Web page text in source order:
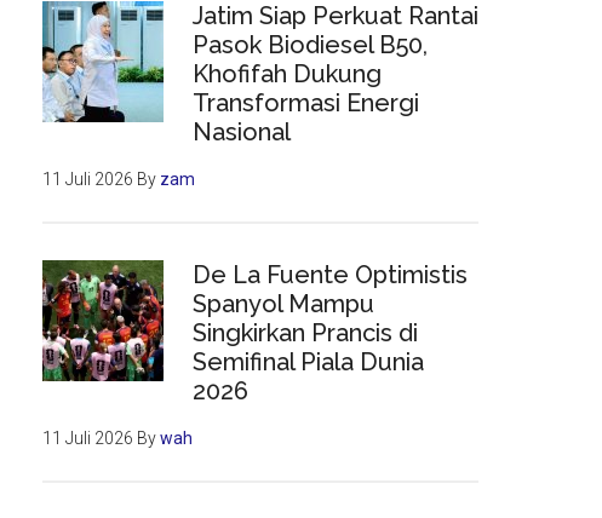
Jatim Siap Perkuat Rantai
Pasok Biodiesel B50,
Khofifah Dukung
Transformasi Energi
Nasional
11 Juli 2026 By zam
De La Fuente Optimistis
Spanyol Mampu
Singkirkan Prancis di
Semifinal Piala Dunia
2026
11 Juli 2026 Bywah